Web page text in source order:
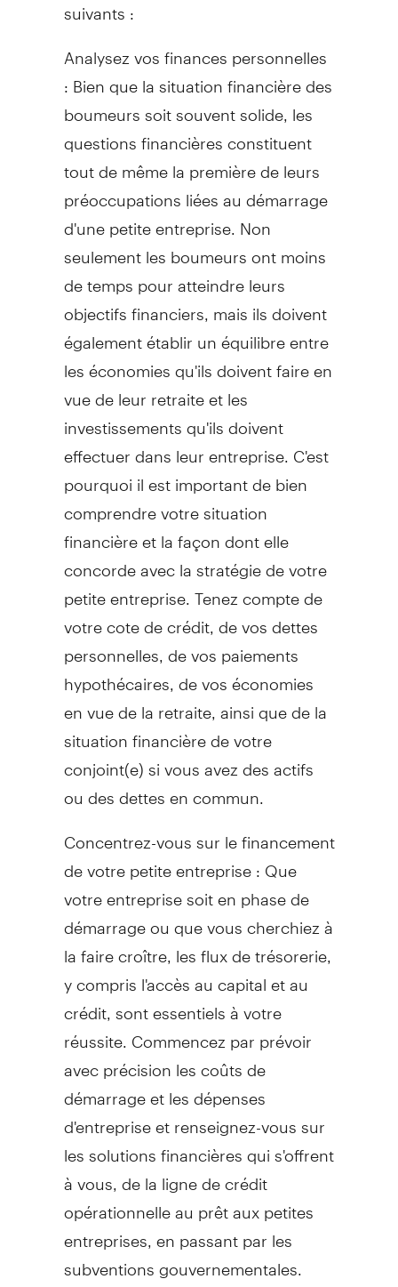
Analysez vos finances personnelles
: Bien que la situation financière des
boumeurs soit souvent solide, les
questions financières constituent
tout de même la première de leurs
préoccupations liées au démarrage
d'une petite entreprise. Non
seulement les boumeurs ont moins
de temps pour atteindre leurs
objectifs financiers, mais ils doivent
également établir un équilibre entre
les économies qu'ils doivent faire en
vue de leur retraite et les
investissements qu'ils doivent
effectuer dans leur entreprise. C'est
pourquoi il est important de bien
comprendre votre situation
financière et la façon dont elle
concorde avec la stratégie de votre
petite entreprise. Tenez compte de
votre cote de crédit, de vos dettes
personnelles, de vos paiements
hypothécaires, de vos économies
en vue de la retraite, ainsi que de la
situation financière de votre
conjoint(e) si vous avez des actifs
ou des dettes en commun.
Concentrez-vous sur le financement
de votre petite entreprise : Que
votre entreprise soit en phase de
démarrage ou que vous cherchiez à
la faire croître, les flux de trésorerie,
y compris l'accès au capital et au
crédit, sont essentiels à votre
réussite. Commencez par prévoir
avec précision les coûts de
démarrage et les dépenses
d'entreprise et renseignez-vous sur
les solutions financières qui s'offrent
à vous, de la ligne de crédit
opérationnelle au prêt aux petites
entreprises, en passant par les
subventions gouvernementales.